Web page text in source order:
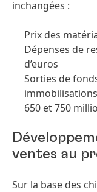
inchangées :
Prix des
Dépenses de
d’euros
Sorties de
650 et 750
ventes au
Sur la base des